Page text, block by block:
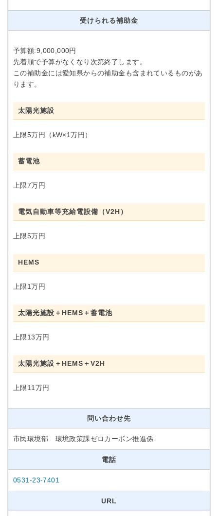
受けられる補助金
予算額:9,000,000円
先着順で予算がなくなり次第終了します。
この補助金には愛知県からの補助金も含まれているものがあ
ります。
太陽光施設
上限5万円（kW×1万円）
蓄電池
上限7万円
電気自動車等充給電設備（V2H）
上限5万円
HEMS
上限1万円
太陽光施設＋HEMS＋蓄電池
上限13万円
太陽光施設＋HEMS＋V2H
上限11万円
問い合わせ先
市民環境部 環境政策課ゼロカーボン推進係
電話
0531-23-7401
URL